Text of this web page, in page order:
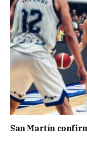
San Martín